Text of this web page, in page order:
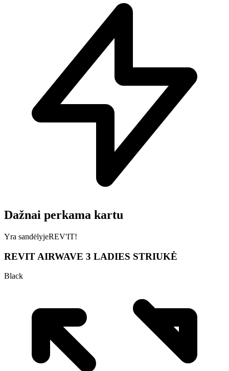
Dažnai perkama kartu
Yra sandėlyjeREV'IT!
REVIT AIRWAVE 3 LADIES STRIUKĖ
Black